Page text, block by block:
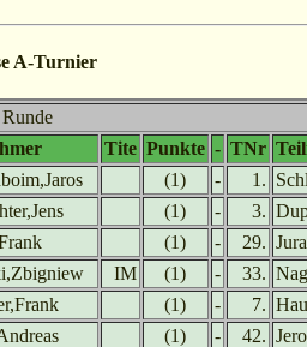
A-Turnier
Tite Punkte - TNr
(1) - 1.
(1) - 3.
(1) - 29.
IM (1) - 33.
(1) - 7.
(1) - 42.